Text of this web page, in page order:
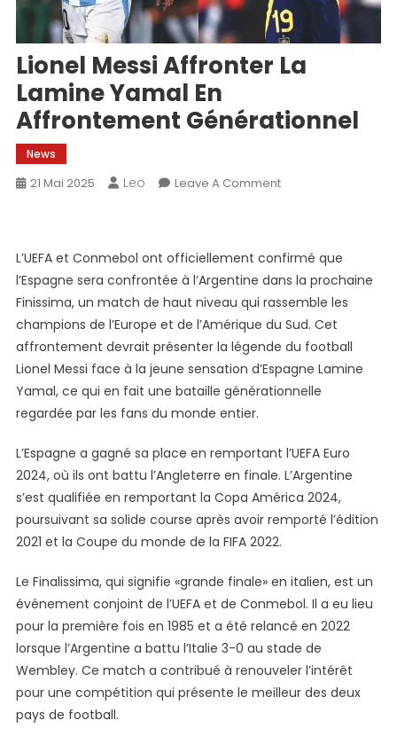
Lionel Messi Affronter La
Lamine Yamal En
Affrontement Générationnel
News
21 Mai 2025 Leo Leave A CommentOn
La
Lamine
Yamal
En
Affrontement
Générationnel
L’UEFA et Conmebol ont officiellement confirmé que
l’Espagne sera confrontée à l’Argentine dans la prochaine
Finissima, un match de haut niveau qui rassemble les
champions de l’Europe et de l’Amérique du Sud. Cet
affrontement devrait présenter la légende du football
Lionel Messi face à la jeune sensation d’Espagne Lamine
Yamal, ce qui en fait une bataille générationnelle
regardée par les fans du monde entier.
L’Espagne a gagné sa place en remportant l’UEFA Euro
2024, où ils ont battu l’Angleterre en finale. L’Argentine
s’est qualifiée en remportant la Copa América 2024,
poursuivant sa solide course après avoir remporté l’édition
2021 et la Coupe du monde de la FIFA 2022.
Le Finalissima, qui signifie «grande finale» en italien, est un
événement conjoint de l’UEFA et de Conmebol. Il a eu lieu
pour la première fois en 1985 et a été relancé en 2022
lorsque l’Argentine a battu l’Italie 3-0 au stade de
Wembley. Ce match a contribué à renouveler l’intérêt
pour une compétition qui présente le meilleur des deux
pays de football.